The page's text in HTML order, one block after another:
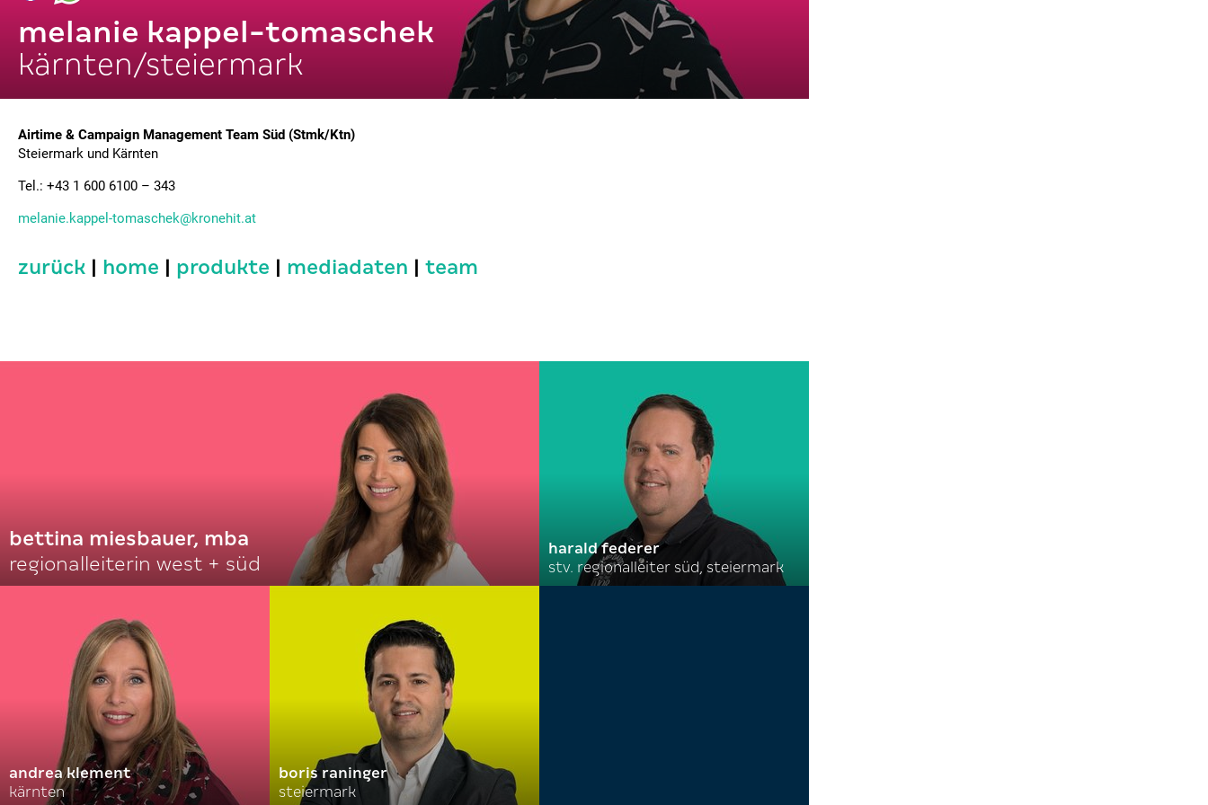
melanie kappel-tomaschek
kärnten/steiermark
Airtime & Campaign Management Team Süd (Stmk/Ktn)
Steiermark und Kärnten
Tel.: +43 1 600 6100 – 343
melanie.kappel-tomaschek@kronehit.at
zurück | home | produkte | mediadaten | team
bettina miesbauer, mba
regionalleiterin west + süd
harald federer
stv. regionalleiter süd, steiermark
andrea klement
kärnten
boris raninger
steiermark